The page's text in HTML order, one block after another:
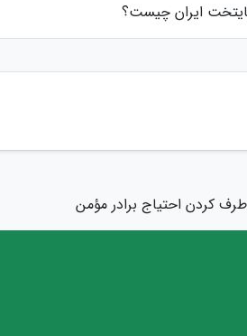
ایران چیست؟
کردن احتیاج برادر مؤمن